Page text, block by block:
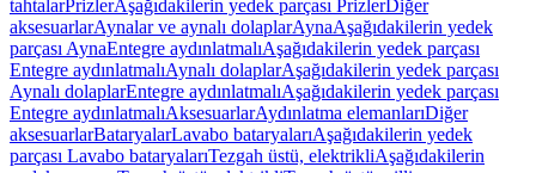
tahtalarPrizlerAşağıdakilerin yedek parçası PrizlerDiğer
aksesuarlarAynalar ve aynalı dolaplarAynaAşağıdakilerin yedek
parçası AynaEntegre aydınlatmalıAşağıdakilerin yedek parçası
Entegre aydınlatmalıAynalı dolaplarAşağıdakilerin yedek parçası
Aynalı dolaplarEntegre aydınlatmalıAşağıdakilerin yedek parçası
Entegre aydınlatmalıAksesuarlarAydınlatma elemanlarıDiğer
aksesuarlarBataryalarLavabo bataryalarıAşağıdakilerin yedek
parçası Lavabo bataryalarıTezgah üstü, elektrikliAşağıdakilerin